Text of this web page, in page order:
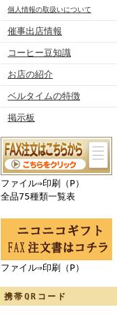
個人情報の取扱いについて
催事出店情報
コーヒー豆知識
お店の紹介
ベルタイムの特徴
掲示板
ファイル⇒印刷（P）
全品75種類一覧表
ファイル⇒印刷（P）
携帯QRコード